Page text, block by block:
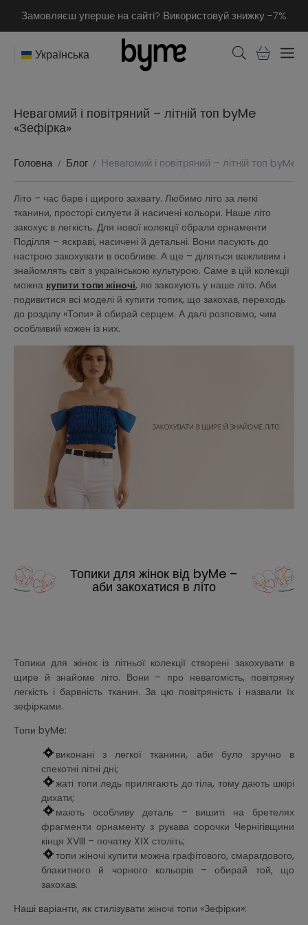
Замовляєш уперше на сайті? Використовуй знижку -7%
Українська
Невагомий і повітряний – літній топ byMe
«Зефірка»
Головна Блог Невагомий і повітряний – літній топ byMe
Літо – час барв і щирого захвату. Любимо літо за легкі
тканини, просторі силуети й насичені кольори. Наше літо
закохує в легкість. Для нової колекції обрали орнаменти
Поділля – яскраві, насичені й детальні. Вони пасують до
настрою закохувати в особливе. А ще – діляться важливим і
знайомлять світ з українською культурою. Саме в цій колекції
можна купити топи жіночі, які закохують у наше літо. Аби
подивитися всі моделі й купити топик, що закохав, переходь
до розділу «Топи» й обирай серцем. А далі розповімо, чим
особливий кожен із них.
Топики для жінок від byMe –
аби закохатися в літо
Топики для жінок із літньої колекції створені закохувати в
щире й знайоме літо. Вони – про невагомість, повітряну
легкість і барвність тканин. За цю повітряність і назвали їх
зефірками.
Топи byMe:
виконані з легкої тканини, аби було зручно в
спекотні літні дні;
жаті топи ледь прилягають до тіла, тому дають шкірі
дихати;
мають особливу деталь – вишиті на бретелях
фрагменти орнаменту з рукава сорочки Чернігівщини
кінця XVIII – початку XІX століть;
топи жіночі купити можна графітового, смарагдового,
блакитного й чорного кольорів – обирай той, що
закохав.
Наші варіанти, як стилізувати жіночі топи «Зефірки»: